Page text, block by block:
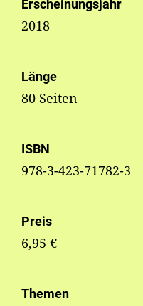
Erscheinungsjahr
2018
Länge
80 Seiten
ISBN
978-3-423-71782-3
Preis
6,95 €
Themen